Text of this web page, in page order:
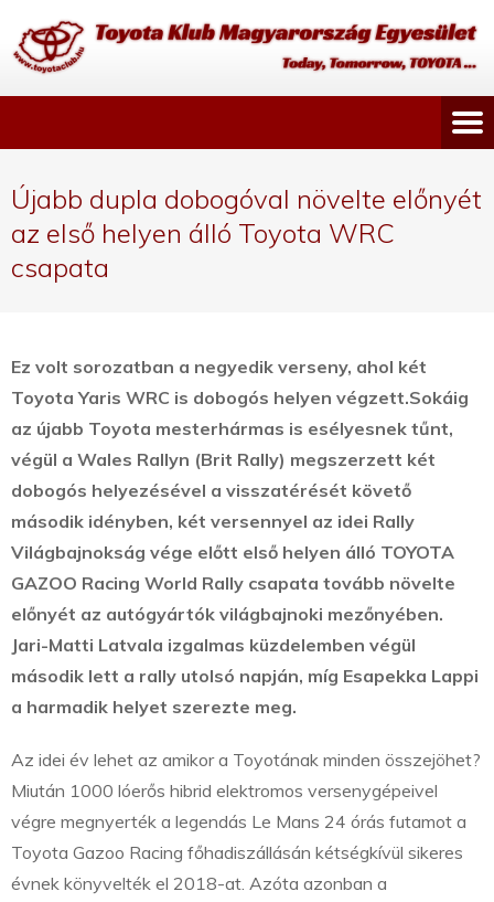
Újabb dupla dobogóval növelte előnyét
az első helyen álló Toyota WRC
csapata
Ez volt sorozatban a negyedik verseny, ahol két
Toyota Yaris WRC is dobogós helyen végzett.Sokáig
az újabb Toyota mesterhármas is esélyesnek tűnt,
végül a Wales Rallyn (Brit Rally) megszerzett két
dobogós helyezésével a visszatérését követő
második idényben, két versennyel az idei Rally
Világbajnokság vége előtt első helyen álló TOYOTA
GAZOO Racing World Rally csapata tovább növelte
előnyét az autógyártók világbajnoki mezőnyében.
Jari-Matti Latvala izgalmas küzdelemben végül
második lett a rally utolsó napján, míg Esapekka Lappi
a harmadik helyet szerezte meg.
Az idei év lehet az amikor a Toyotának minden összejöhet?
Miután 1000 lóerős hibrid elektromos versenygépeivel
végre megnyerték a legendás Le Mans 24 órás futamot a
Toyota Gazoo Racing főhadiszállásán kétségkívül sikeres
évnek könyvelték el 2018-at. Azóta azonban a